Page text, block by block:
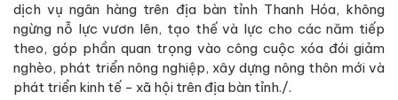
dịch vụ ngân hàng trên địa bàn tỉnh Thanh Hóa, không
ngừng nỗ lực vươn lên, tạo thế và lực cho các năm tiếp
theo, góp phần quan trọng vào công cuộc xóa đói giảm
nghèo, phát triển nông nghiệp, xây dựng nông thôn mới và
phát triển kinh tế - xã hội trên địa bàn tỉnh./.